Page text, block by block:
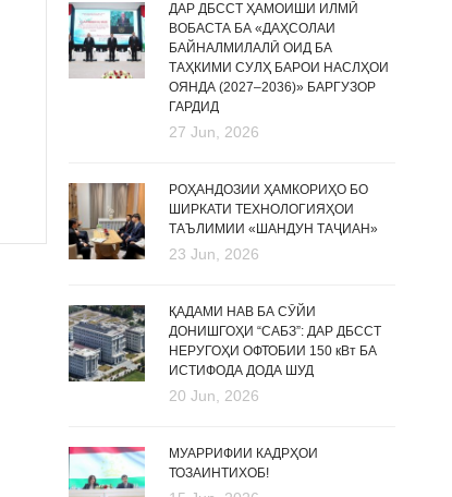
ДАР ДБССТ ҲАМОИШИ ИЛМӢ
ВОБАСТА БА «ДАҲСОЛАИ
БАЙНАЛМИЛАЛӢ ОИД БА
ТАҲКИМИ СУЛҲ БАРОИ НАСЛҲОИ
ОЯНДА (2027–2036)» БАРГУЗОР
ГАРДИД
27 Jun, 2026
РОҲАНДОЗИИ ҲАМКОРИҲО БО
ШИРКАТИ ТЕХНОЛОГИЯҲОИ
ТАЪЛИМИИ «ШАНДУН ТАҶИАН»
23 Jun, 2026
ҚАДАМИ НАВ БА СӮЙИ
ДОНИШГОҲИ “САБЗ”: ДАР ДБССТ
НЕРУГОҲИ ОФТОБИИ 150 кВт БА
ИСТИФОДА ДОДА ШУД
20 Jun, 2026
МУАРРИФИИ КАДРҲОИ
ТОЗАИНТИХОБ!